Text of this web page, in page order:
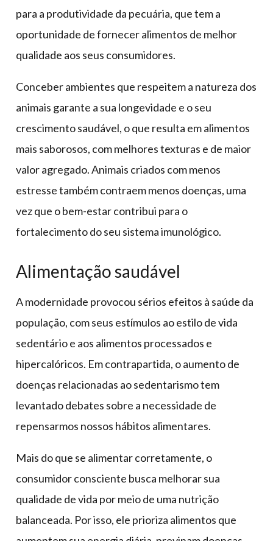
para a produtividade da pecuária, que tem a
oportunidade de fornecer alimentos de melhor
qualidade aos seus consumidores.
Conceber ambientes que respeitem a natureza dos
animais garante a sua longevidade e o seu
crescimento saudável, o que resulta em alimentos
mais saborosos, com melhores texturas e de maior
valor agregado. Animais criados com menos
estresse também contraem menos doenças, uma
vez que o bem-estar contribui para o
fortalecimento do seu sistema imunológico.
Alimentação saudável
A modernidade provocou sérios efeitos à saúde da
população, com seus estímulos ao estilo de vida
sedentário e aos alimentos processados e
hipercalóricos. Em contrapartida, o aumento de
doenças relacionadas ao sedentarismo tem
levantado debates sobre a necessidade de
repensarmos nossos hábitos alimentares.
Mais do que se alimentar corretamente, o
consumidor consciente busca melhorar sua
qualidade de vida por meio de uma nutrição
balanceada. Por isso, ele prioriza alimentos que